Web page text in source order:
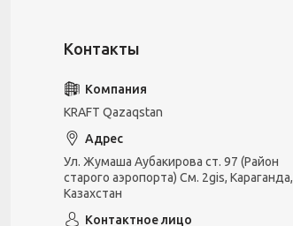
KRAFT Qazaqstan
Ул. Жумаша Аубакирова ст. 97 (Район
старого аэропорта) См. 2gis, Караганда,
Казахстан